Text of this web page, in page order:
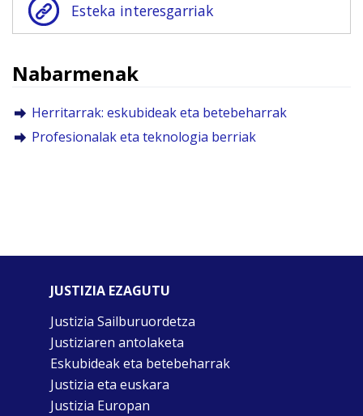
Esteka interesgarriak
Nabarmenak
Herritarrak: eskubideak eta betebeharrak
Profesionalak eta teknologia berriak
JUSTIZIA EZAGUTU
Justizia Sailburuordetza
Justiziaren antolaketa
Eskubideak eta betebeharrak
Justizia eta euskara
Justizia Europan